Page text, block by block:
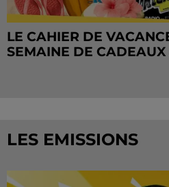
LE CAHIER DE
SEMAINE DE CADEAUX
LES EMISSIONS